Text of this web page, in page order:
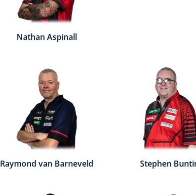
Nathan Aspinall
Raymond van Barneveld Stephen